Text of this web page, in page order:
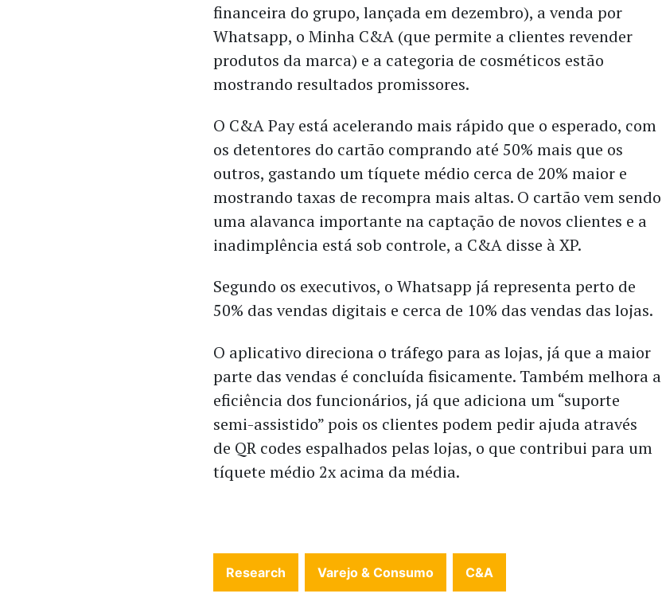
financeira do grupo, lançada em dezembro), a venda por
Whatsapp, o Minha C&A (que permite a clientes revender
produtos da marca) e a categoria de cosméticos estão
mostrando resultados promissores.
O C&A Pay está acelerando mais rápido que o esperado, com
os detentores do cartão comprando até 50% mais que os
outros, gastando um tíquete médio cerca de 20% maior e
mostrando taxas de recompra mais altas. O cartão vem sendo
uma alavanca importante na captação de novos clientes e a
inadimplência está sob controle, a C&A disse à XP.
Segundo os executivos, o Whatsapp já representa perto de
50% das vendas digitais e cerca de 10% das vendas das lojas.
O aplicativo direciona o tráfego para as lojas, já que a maior
parte das vendas é concluída fisicamente. Também melhora a
eficiência dos funcionários, já que adiciona um “suporte
semi-assistido” pois os clientes podem pedir ajuda através
de QR codes espalhados pelas lojas, o que contribui para um
tíquete médio 2x acima da média.
Research Varejo & Consumo C&A